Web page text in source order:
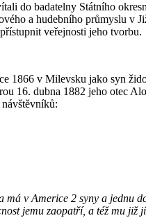
do badatelny Státního
a hudebního průmyslu v
veřejnosti jeho tvorbu.
1866 v Milevsku jako syn
16. dubna 1882 jeho otec
má v Americe 2 syny a jednu
jemu zaopatří, a též mu již